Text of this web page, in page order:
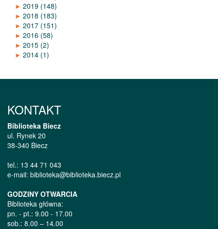
► 2019 (148)
► 2018 (183)
► 2017 (151)
► 2016 (58)
► 2015 (2)
► 2014 (1)
KONTAKT
Biblioteka Biecz
ul. Rynek 20
38-340 Biecz
tel.: 13 44 71 043
e-mail: biblioteka@biblioteka.biecz.pl
GODZINY OTWARCIA
Biblioteka główna:
pn. - pt.: 9.00 - 17.00
sob.: 8.00 – 14.00